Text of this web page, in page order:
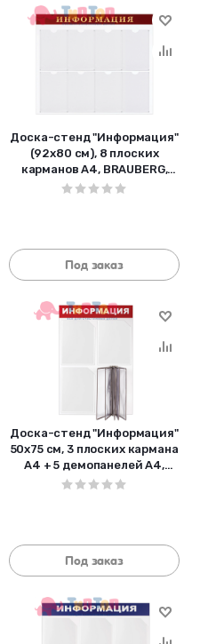
Доска-стенд "Информация"
(92х80 см), 8 плоских
карманов А4, BRAUBERG,
291099
Под заказ
Доска-стенд "Информация"
50х75 см, 3 плоских кармана
А4 + 5 демопанелей А4,
ЭКОНОМ, BRAUBERG, 291010
Под заказ